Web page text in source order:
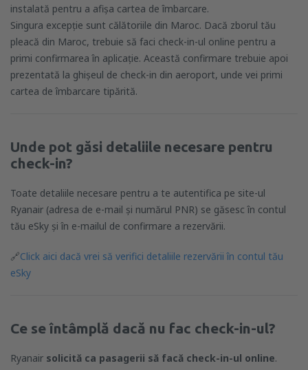
instalată pentru a afișa cartea de îmbarcare.
Singura excepție sunt călătoriile din Maroc. Dacă zborul tău
pleacă din Maroc, trebuie să faci check-in-ul online pentru a
primi confirmarea în aplicație. Această confirmare trebuie apoi
prezentată la ghișeul de check-in din aeroport, unde vei primi
cartea de îmbarcare tipărită.
Unde pot găsi detaliile necesare pentru
check-in?
Toate detaliile necesare pentru a te autentifica pe site-ul
Ryanair (adresa de e-mail și numărul PNR) se găsesc în contul
tău eSky și în e-mailul de confirmare a rezervării.
🔗Click aici dacă vrei să verifici detaliile rezervării în contul tău
eSky
Ce se întâmplă dacă nu fac check-in-ul?
Ryanair solicită ca pasagerii să facă check-in-ul online.